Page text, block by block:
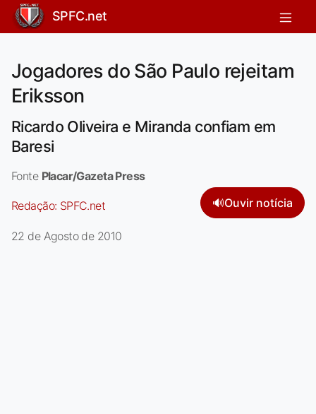
SPFC.net
Jogadores do São Paulo rejeitam
Eriksson
Ricardo Oliveira e Miranda confiam em
Baresi
Fonte Placar/Gazeta Press
Redação: SPFC.net 🔊Ouvir notícia
22 de Agosto de 2010